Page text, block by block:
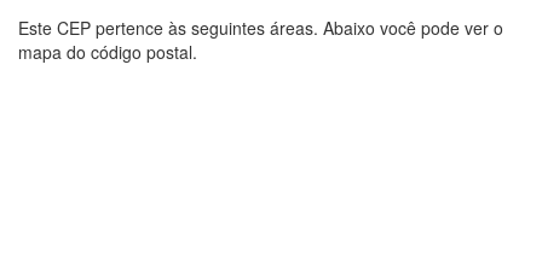
Este CEP pertence às seguintes áreas. Abaixo você pode ver o
mapa do código postal.